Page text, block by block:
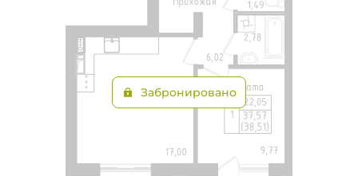
Забронировано